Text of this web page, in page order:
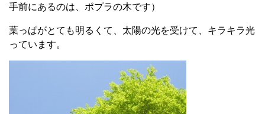
手前にあるのは、ポプラの木です）
葉っぱがとても明るくて、太陽の光を受けて、キラキラ光
っています。